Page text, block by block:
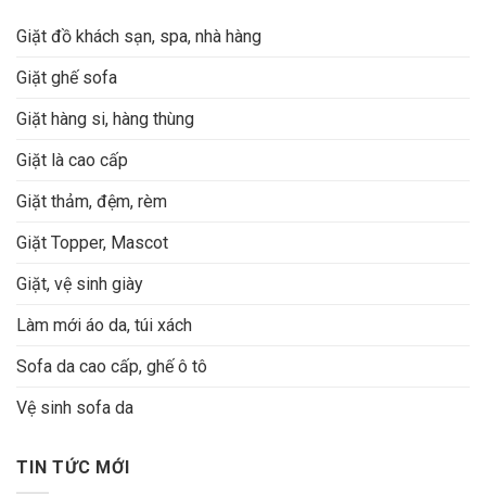
Giặt đồ khách sạn, spa, nhà hàng
Giặt ghế sofa
Giặt hàng si, hàng thùng
Giặt là cao cấp
Giặt thảm, đệm, rèm
Giặt Topper, Mascot
Giặt, vệ sinh giày
Làm mới áo da, túi xách
Sofa da cao cấp, ghế ô tô
Vệ sinh sofa da
TIN TỨC MỚI